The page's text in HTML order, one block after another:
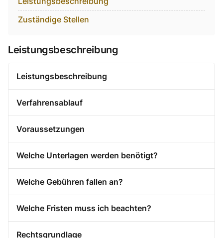
Zuständige Stellen
Leistungsbeschreibung
Leistungsbeschreibung
Verfahrensablauf
Voraussetzungen
Welche Unterlagen werden benötigt?
Welche Gebühren fallen an?
Welche Fristen muss ich beachten?
Rechtsgrundlage